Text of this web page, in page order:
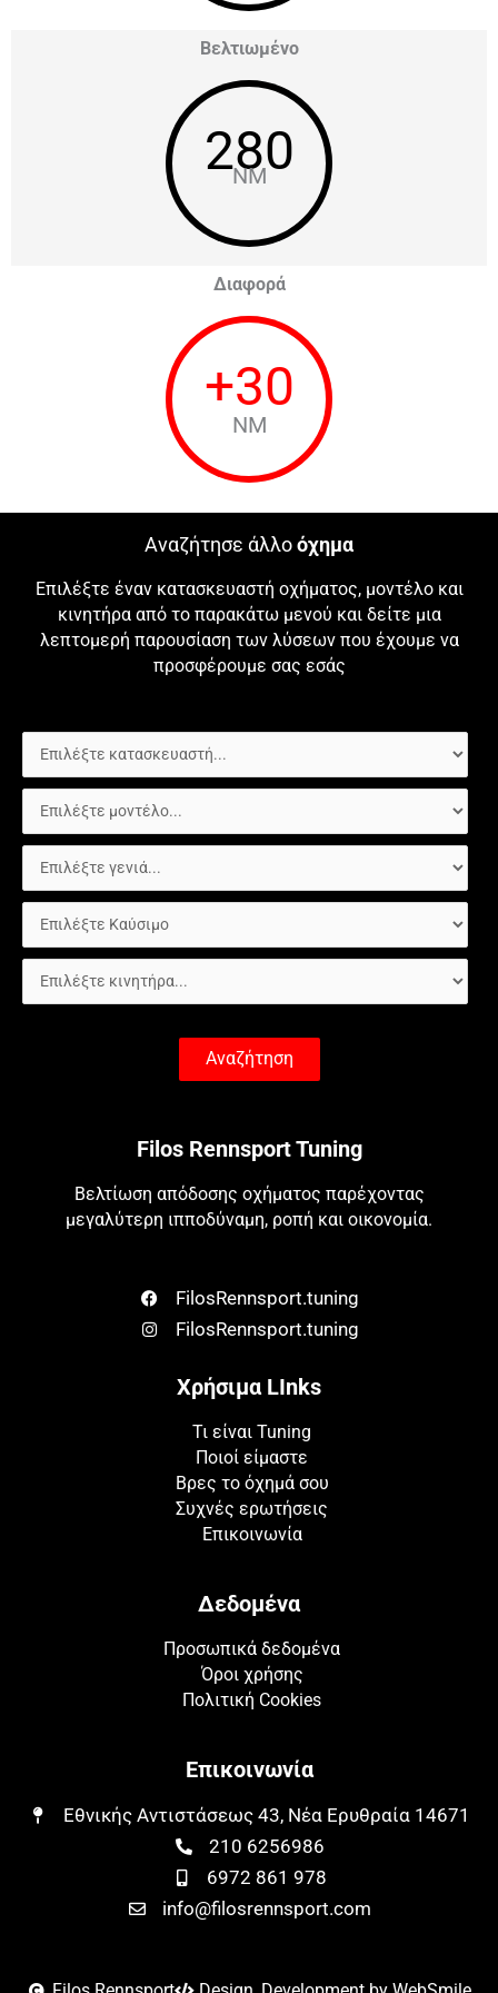
Βελτιωμένο
280
NM
Διαφορά
+30
NM
Αναζήτησε άλλοόχημα
Επιλέξτε έναν κατασκευαστή οχήματος, μοντέλο και
κινητήρα από το παρακάτω μενού και δείτε μια
λεπτομερή παρουσίαση των λύσεων που έχουμε να
προσφέρουμε σας εσάς
Αναζήτηση
Filos Rennsport Tuning
Βελτίωση απόδοσης οχήματος παρέχοντας
μεγαλύτερη ιπποδύναμη, ροπή και οικονομία.
FilosRennsport.tuning
FilosRennsport.tuning
Χρήσιμα LInks
Τι είναι Tuning
Ποιοί είμαστε
Βρες το όχημά σου
Συχνές ερωτήσεις
Επικοινωνία
Δεδομένα
Προσωπικά δεδομένα
Όροι χρήσης
Πολιτική Cookies
Επικοινωνία
Εθνικής Αντιστάσεως 43, Νέα Ερυθραία 14671​​
210 6256986
6972 861 978
info@filosrennsport.com